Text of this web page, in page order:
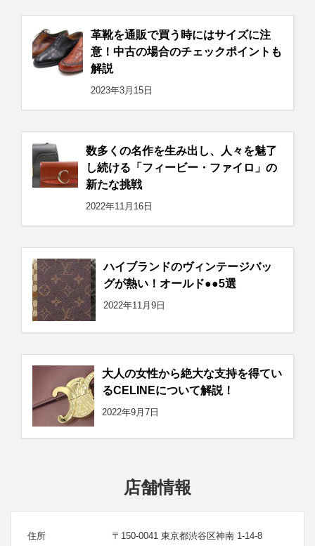
革靴を通販で買う時にはサイズに注
意！中古の場合のチェックポイントも
解説
2023年3月15日
数多くの名作を生み出し、人々を魅了
し続ける「フィービー・ファイロ」の
新たな挑戦
2022年11月16日
ハイブランドのヴィンテージバッ
グが熱い！オールド●●5選
2022年11月9日
大人の女性から絶大な支持を得てい
るCELINEについて解説！
2022年9月7日
店舗情報
住所 〒150-0041 東京都渋谷区神南 1-14-8